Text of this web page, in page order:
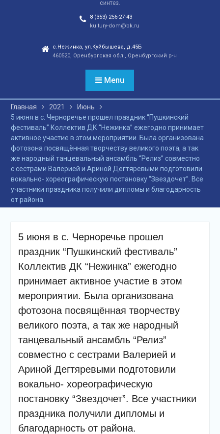
стране. Этот праздник
был задуман с целью
укрепления
и межнациональных
отношений, а также
этнокультурного
народной культуры
незаметно вышли на
новый круг популярности
и это доказано большой
концертной программой
творческих коллективов
села и большой
красочной школьной
ярмаркой. В финале
праздника, была
участие, получили
ценные призы от
спонсоров в виде
упаковок
подсолнечного масла и
муки.
Дом культуры
синтез.
8 (353) 256-27-43
kultury-dom@bk.ru
с.Нежинка, ул.Куйбышева, д.45Б
460520, Оренбургская обл., Оренбургский р-н
Menu
Главная 2021
Июнь
5 июня в с. Черноречье прошел праздник “Пушкинский
фестиваль” Коллектив ДК “Нежинка” ежегодно принимает
активное участие в этом мероприятии. Была организована
фотозона посвящённая творчеству великого поэта, а так
же народный танцевальный ансамбль “Релиз” совместно
с сестрами Валерией и Ариной Дегтяревыми подготовили
вокально- хореографическую постановку “Звездочет”. Все
участники праздника получили дипломы и благодарность
от района.
5 июня в с. Черноречье прошел
праздник “Пушкинский фестиваль”
Коллектив ДК “Нежинка” ежегодно
принимает активное участие в этом
мероприятии. Была организована
фотозона посвящённая творчеству
великого поэта, а так же народный
танцевальный ансамбль “Релиз”
совместно с сестрами Валерией и
Ариной Дегтяревыми подготовили
вокально- хореографическую
постановку “Звездочет”. Все участники
праздника получили дипломы и
благодарность от района.